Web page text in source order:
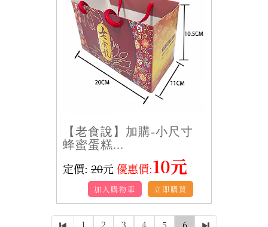
【老食說】加購-小尺寸
蜂蜜蛋糕...
定價: 20元 優惠價:10元
立即購買
加入購物車
1 2 3 4 5 6